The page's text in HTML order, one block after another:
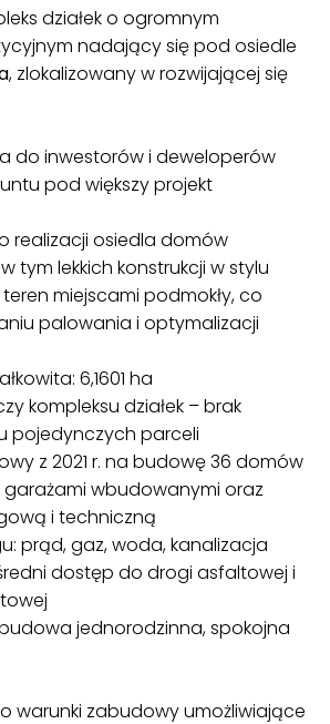
działek o ogromnym
nadający się pod osiedle
, zlokalizowany w rozwijającej się
do inwestorów i deweloperów
pod większy projekt
realizacji osiedla domów
tym lekkich konstrukcji w stylu
miejscami podmokły, co
palowania i optymalizacji
6,1601 ha
kompleksu działek – brak
pojedynczych parceli
z 2021 r. na budowę 36 domów
wbudowanymi oraz
i techniczną
prąd, gaz, woda, kanalizacja
dostęp do drogi asfaltowej i
jednorodzinna, spokojna
warunki zabudowy umożliwiające